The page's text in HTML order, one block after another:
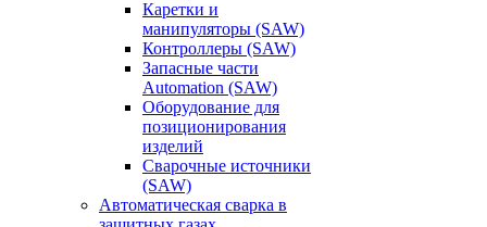
Каретки и
манипуляторы (SAW)
Контроллеры (SAW)
Запасные части
Automation (SAW)
Оборудование для
позиционирования
изделий
Сварочные источники
(SAW)
Автоматическая сварка в